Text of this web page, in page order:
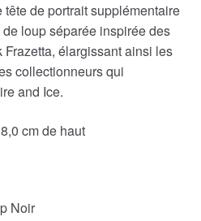
de portrait supplémentaire
loup séparée inspirée des
élargissant ainsi les
collectionneurs qui
and Ice.
cm de haut
Noir